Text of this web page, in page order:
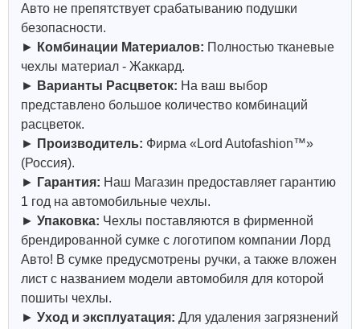
Авто не препятствует срабатыванию подушки
безопасности.
► Комбинации Материалов: Полностью тканевые
чехлы материал - Жаккард.
► Варианты Расцветок: На ваш выбор
представлено большое количество комбинаций
расцветок.
► Производитель: Фирма «Lord Autofashion™»
(Россия).
► Гарантия: Наш Магазин предоставляет гарантию
1 год на автомобильные чехлы.
► Упаковка: Чехлы поставляются в фирменной
брендированной сумке с логотипом компании Лорд
Авто! В сумке предусмотрены ручки, а также вложен
лист с названием модели автомобиля для которой
пошиты чехлы.
► Уход и эксплуатация: Для удаления загрязнений